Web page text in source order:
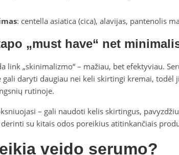
: centella asiatica (cica), alavijas, pantenolis
„must have“ net
link „skinimalizmo“ – mažiau, bet efektyviau.
gali daryti daugiau nei keli skirtingi kremai, todėl
rutinoje.
– gali naudoti kelis skirtingus,
su kitais odos poreikius atitinkančiais
veido serumo?